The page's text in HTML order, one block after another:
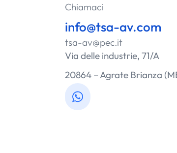
Chiamaci
info@tsa-av.com
tsa-av@pec.it
Via delle industrie, 71/A
20864 – Agrate Brianza